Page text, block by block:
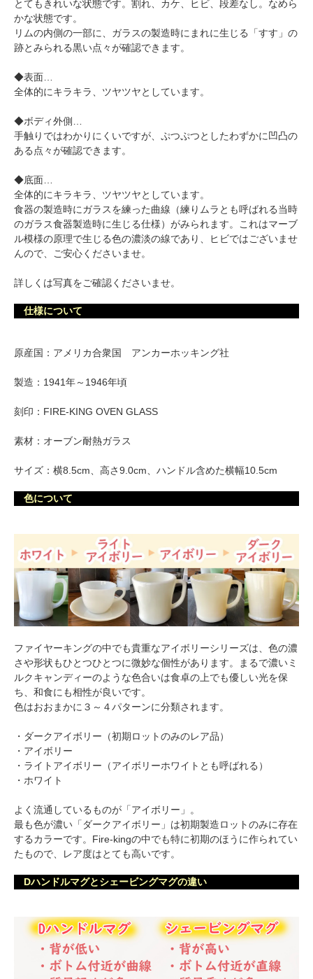
とてもきれいな状態です。割れ、カケ、ヒビ、段差なし。なめら
かな状態です。
リムの内側の一部に、ガラスの製造時にまれに生じる「すす」の
跡とみられる黒い点々が確認できます。
◆表面…
全体的にキラキラ、ツヤツヤとしています。
◆ボディ外側…
手触りではわかりにくいですが、ぷつぷつとしたわずかに凹凸の
ある点々が確認できます。
◆底面…
全体的にキラキラ、ツヤツヤとしています。
食器の製造時にガラスを練った曲線（練りムラとも呼ばれる当時
のガラス食器製造時に生じる仕様）がみられます。これはマーブ
ル模様の原理で生じる色の濃淡の線であり、ヒビではございませ
んので、ご安心くださいませ。
詳しくは写真をご確認くださいませ。
仕様について
原産国：アメリカ合衆国 アンカーホッキング社
製造：1941年～1946年頃
刻印：FIRE-KING OVEN GLASS
素材：オーブン耐熱ガラス
サイズ：横8.5cm、高さ9.0cm、ハンドル含めた横幅10.5cm
色について
ファイヤーキングの中でも貴重なアイボリーシリーズは、色の濃
さや形状もひとつひとつに微妙な個性があります。まるで濃いミ
ルクキャンディーのような色合いは食卓の上でも優しい光を保
ち、和食にも相性が良いです。
色はおおまかに３～４パターンに分類されます。
・ダークアイボリー（初期ロットのみのレア品）
・アイボリー
・ライトアイボリー（アイボリーホワイトとも呼ばれる）
・ホワイト
よく流通しているものが「アイボリー」。
最も色が濃い「ダークアイボリー」は初期製造ロットのみに存在
するカラーです。Fire-kingの中でも特に初期のほうに作られてい
たもので、レア度はとても高いです。
Dハンドルマグとシェービングマグの違い